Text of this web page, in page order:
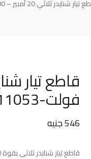
شنايدر ثلاثي 20 أمبير – 400 فولت-11053
فولت-11053
546جنيه